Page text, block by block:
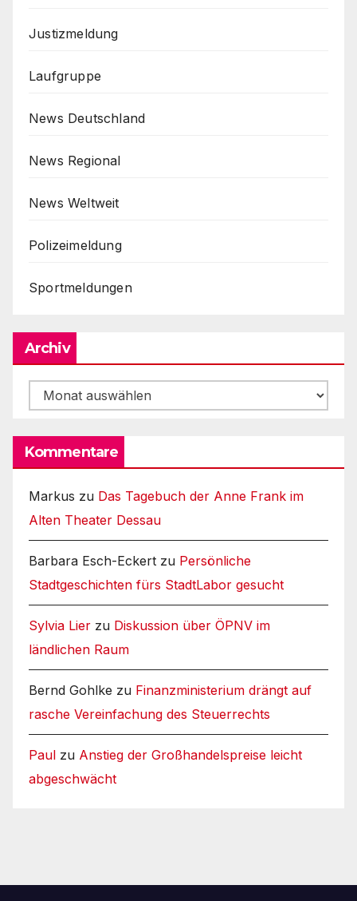
Justizmeldung
Laufgruppe
News Deutschland
News Regional
News Weltweit
Polizeimeldung
Sportmeldungen
Archiv
Archiv
Kommentare
Markus zu Das Tagebuch der Anne Frank im
Alten Theater Dessau
Barbara Esch-Eckert zu Persönliche
Stadtgeschichten fürs StadtLabor gesucht
Sylvia Lier zu Diskussion über ÖPNV im
ländlichen Raum
Bernd Gohlke zu Finanzministerium drängt auf
rasche Vereinfachung des Steuerrechts
Paul zu Anstieg der Großhandelspreise leicht
abgeschwächt